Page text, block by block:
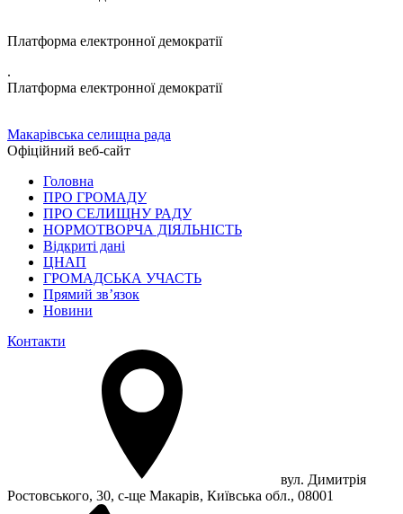
Платформа електронної демократії
.
Платформа електронної демократії
Макарівська селищна рада
Офіційний веб-сайт
Головна
ПРО ГРОМАДУ
ПРО СЕЛИЩНУ РАДУ
НОРМОТВОРЧА ДІЯЛЬНІСТЬ
Відкриті дані
ЦНАП
ГРОМАДСЬКА УЧАСТЬ
Прямий зв’язок
Новини
Контакти
вул. Димитрія
Ростовського, 30, с-ще Макарів, Київська обл., 08001